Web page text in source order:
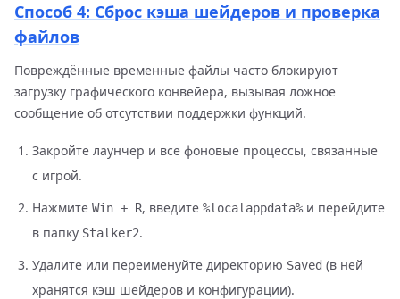
Способ 4: Сброс кэша шейдеров и проверка
файлов
Повреждённые временные файлы часто блокируют
загрузку графического конвейера, вызывая ложное
сообщение об отсутствии поддержки функций.
Закройте лаунчер и все фоновые процессы, связанные
с игрой.
Нажмите Win + R, введите %localappdata% и перейдите
в папку Stalker2.
Удалите или переименуйте директорию Saved (в ней
хранятся кэш шейдеров и конфигурации).